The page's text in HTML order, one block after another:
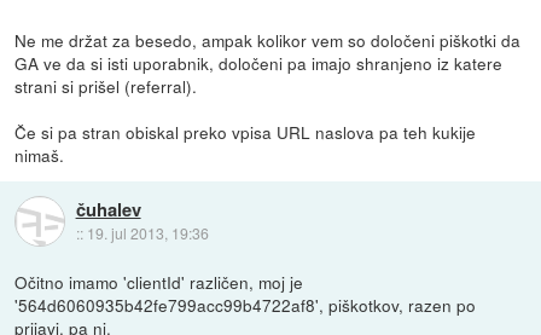
Ne me držat za besedo, ampak kolikor vem so določeni piškotki da
GA ve da si isti uporabnik, določeni pa imajo shranjeno iz katere
strani si prišel (referral).
Če si pa stran obiskal preko vpisa URL naslova pa teh kukije
nimaš.
čuhalev
:: 19. jul 2013, 19:36
Očitno imamo 'clientId' različen, moj je
'564d6060935b42fe799acc99b4722af8', piškotkov, razen po
prijavi, pa ni.